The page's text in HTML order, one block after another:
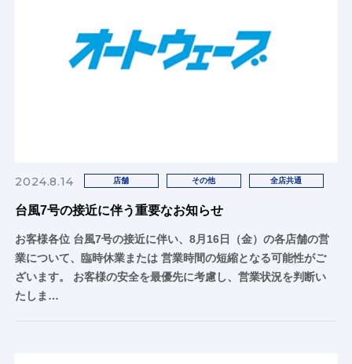
2024.8.14 店舗 その他 全店共通
台風7号の接近に伴う重要なお知らせ
お客様各位 台風7号の接近に伴い、8月16日（金）の各店舗の営
業について、臨時休業または 営業時間の短縮となる可能性がご
ざいます。 お客様の安全を最優先に考慮し、営業状況を判断い
たしま…